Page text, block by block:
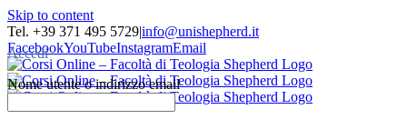
Skip to content
Tel. +39 371 495 5729|info@unishepherd.it
FacebookYouTubeInstagramEmail
Accedi
Nome utente o indirizzo email